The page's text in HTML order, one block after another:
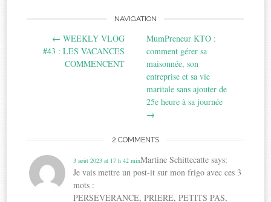
navigation
NAVIGATION
← WEEKLY VLOG
#43 : LES VACANCES
COMMENCENT
MumPreneur KTO :
comment gérer sa
maisonnée, son
entreprise et sa vie
maritale sans ajouter de
25e heure à sa journée
→
2 COMMENTS
Martine Schittecatte says:
3 août 2023 at 17 h 42 min
Je vais mettre un post-it sur mon frigo avec ces 3
mots :
PERSEVERANCE, PRIERE, PETITS PAS,